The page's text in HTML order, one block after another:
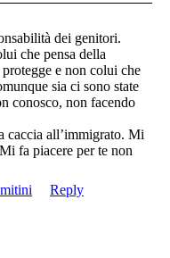
dei genitori.
che pensa della
e non colui che
sia ci sono state
conosco, non facendo
caccia all’immigrato. Mi
fa piacere per te non
Reply